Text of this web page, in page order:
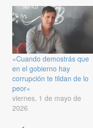
«Cuando demostrás que
en el gobierno hay
corrupción te tildan de lo
peor»
viernes, 1 de mayo de
2026